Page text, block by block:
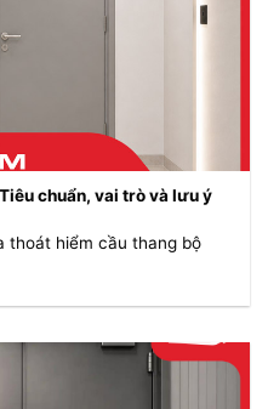
chuẩn, vai trò và lưu ý
thoát hiểm cầu thang bộ